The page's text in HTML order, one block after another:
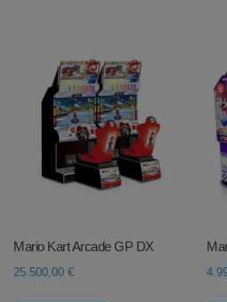
Mario Kart Arcade GP DX
25.500,00 €